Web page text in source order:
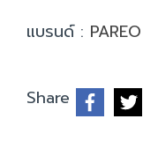
แบรนด์ : PAREO
Share